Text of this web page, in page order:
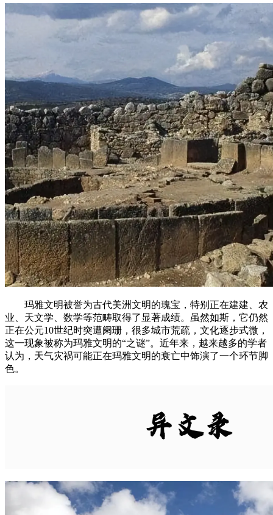
玛雅文明被誉为古代美洲文明的瑰宝，特别正在建建、农
业、天文学、数学等范畴取得了显著成绩。虽然如斯，它仍然
正在公元10世纪时突遭阑珊，很多城市荒疏，文化逐步式微，
这一现象被称为玛雅文明的“之谜”。近年来，越来越多的学者
认为，天气灾祸可能正在玛雅文明的衰亡中饰演了一个环节脚
色。